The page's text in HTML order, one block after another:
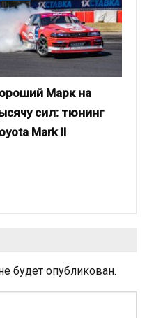
Марк на
сил: тюнинг
Mark II
будет опубликован.